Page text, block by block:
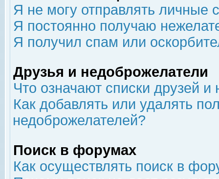
Я не могу отправлять личные
Я постоянно получаю
Я получил спам или
Друзья и недоброжелатели
Что означают списки друзей
Как добавлять или удалять
недоброжелателей?
Поиск в форумах
Как осуществлять поиск в